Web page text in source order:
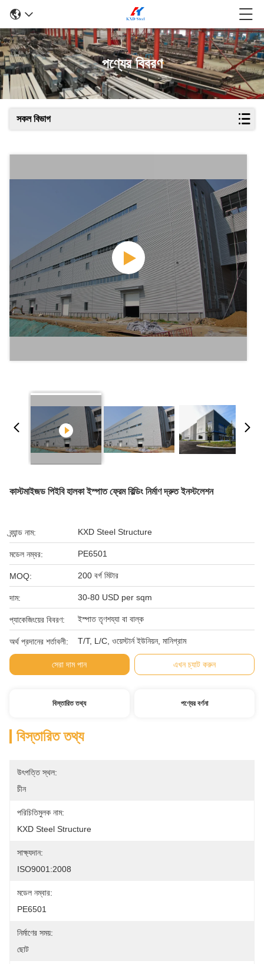
পণ্যের বিবরণ
সকল বিভাগ
কাস্টমাইজড পিইবি হালকা ইস্পাত ফ্রেম বিল্ডিং নির্মাণ দ্রুত ইনস্টলেশন
ব্র্যান্ড নাম: KXD Steel Structure
মডেল নম্বর: PE6501
MOQ: 200 বর্গ মিটার
দাম: 30-80 USD per sqm
প্যাকেজিংয়ের বিবরণ: ইস্পাত তৃণশয্যা বা বাল্ক
অর্থ প্রদানের শর্তাবলী: T/T, L/C, ওয়েস্টার্ন ইউনিয়ন, মানিগ্রাম
সেরা দাম পান এখন চ্যাট করুন
বিস্তারিত তথ্য পণ্যের বর্ণনা
বিস্তারিত তথ্য
উৎপত্তি স্থল:
চীন
পরিচিতিমুলক নাম:
KXD Steel Structure
সাক্ষ্যদান:
ISO9001:2008
মডেল নম্বার:
PE6501
নির্মাণের সময়:
ছোট